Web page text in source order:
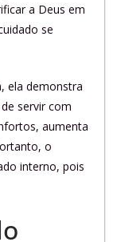
a Deus em
se
ela demonstra
servir com
aumenta
o
interno, pois